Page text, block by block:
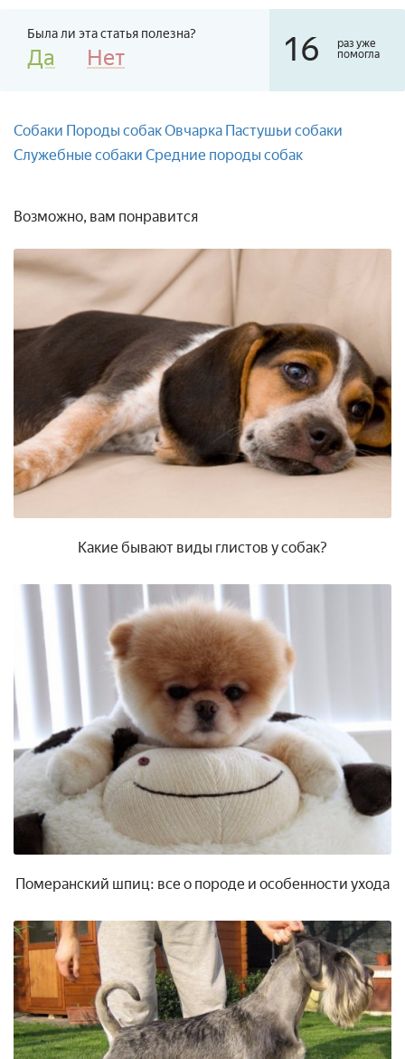
Была ли эта статья полезна?
Да Нет 16
раз уже
помогла
Собаки Породы собакОвчарка Пастушьи собаки
Служебные собаки Средние породы собак
Возможно, вам понравится
Какие бывают виды глистов у собак?
Померанский шпиц: все о породе и особенности ухода